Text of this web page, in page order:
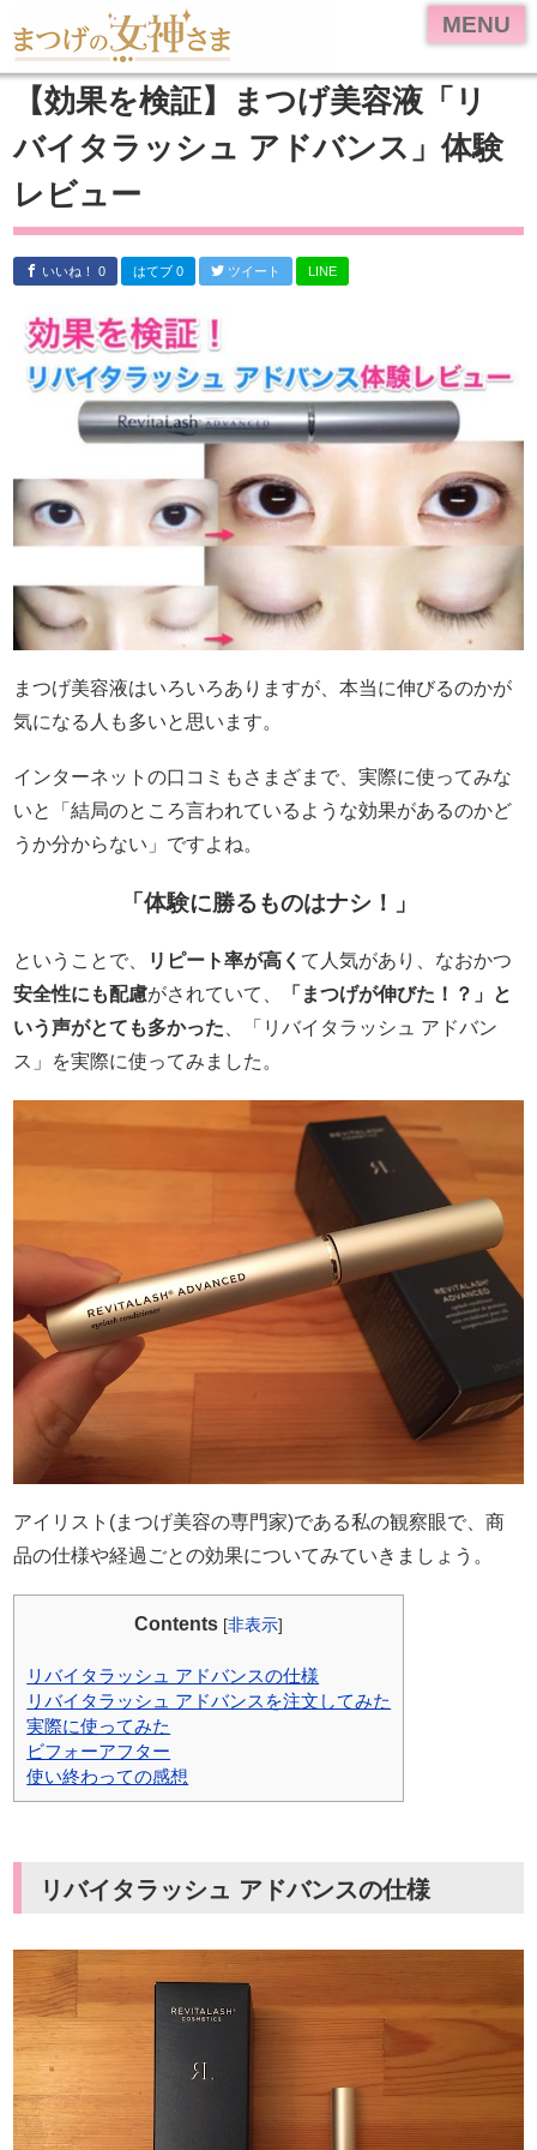
MENU
美容液ランキング
体験レビュー
リバイタラッシュ アドバンス
エマーキット
リバイブラッシュ
【効果を検証】まつげ美容液「リ
バイタラッシュ アドバンス」体験
レビュー
いいね！ 0 はてブ 0 ツイート LINE
まつげ美容液はいろいろありますが、本当に伸びるのかが
気になる人も多いと思います。
インターネットの口コミもさまざまで、実際に使ってみな
いと「結局のところ言われているような効果があるのかど
うか分からない」ですよね。
「体験に勝るものはナシ！」
ということで、 リピート率が高く て人気があり、なおかつ
安全性にも配慮がされていて、
「まつげが伸びた！？」と
いう声がとても多かった 、「リバイタラッシュ アドバン
ス」を実際に使ってみました。
アイリスト(まつげ美容の専門家)である私の観察眼で、商
品の仕様や経過ごとの効果についてみていきましょう。
Contents [非表示]
リバイタラッシュ アドバンスの仕様
リバイタラッシュ アドバンスを注文してみた
実際に使ってみた
ビフォーアフター
使い終わっての感想
リバイタラッシュ アドバンスの仕様